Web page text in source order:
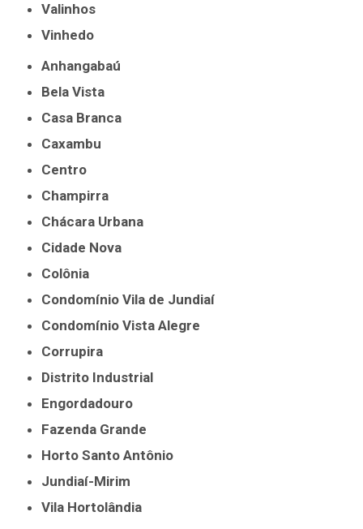
Valinhos
Vinhedo
Anhangabaú
Bela Vista
Casa Branca
Caxambu
Centro
Champirra
Chácara Urbana
Cidade Nova
Colônia
Condomínio Vila de Jundiaí
Condomínio Vista Alegre
Corrupira
Distrito Industrial
Engordadouro
Fazenda Grande
Horto Santo Antônio
Jundiaí-Mirim
Vila Hortolândia